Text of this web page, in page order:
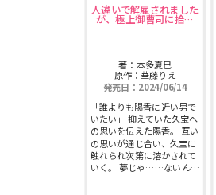
BLUEMOON Novels
全作品ジャンル一覧へ
PurComics募集情報
書店様向け試し読み・POPダウンロード
人違いで解雇されました
が、極上御曹司に拾…
著：本多夏巳
原作：華藤りえ
発売日：2024/06/14
「誰よりも陽香に近い男で
いたい」 抑えていた久宝へ
の思いを伝えた陽香。 互い
の思いが通じ合い、久宝に
触れられ次第に溶かされて
いく。 夢じゃ……ないん…